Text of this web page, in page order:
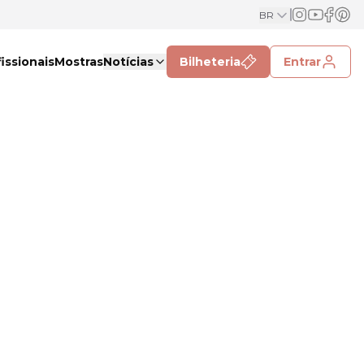
BR
MostrasNotícias Bilheteria Entrar